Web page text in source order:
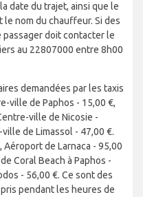
date du trajet, ainsi que le
nom du chauffeur. Si des
doit contacter le
au 22807000 entre 8h00
demandées par les taxis
ville de Paphos - 15,00 €,
ville de Nicosie -
de Limassol - 47,00 €.
de Larnaca - 95,00
Coral Beach à Paphos -
- 56,00 €. Ce sont des
pendant les heures de